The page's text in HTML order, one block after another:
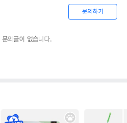
문의하기
문의글이 없습니다.